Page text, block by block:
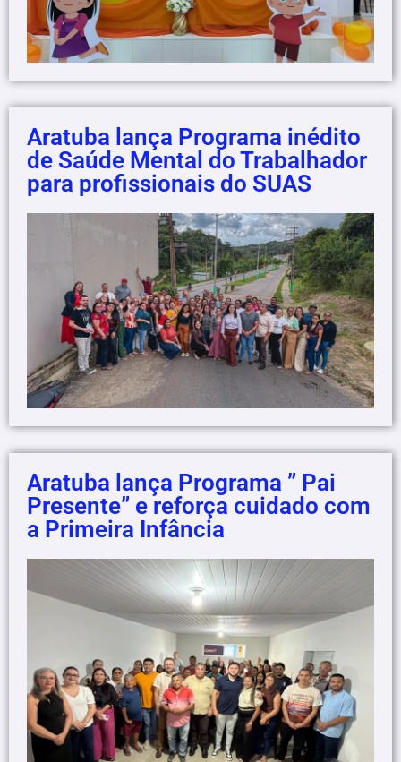
Aratuba lança Programa inédito
de Saúde Mental do Trabalhador
para profissionais do SUAS
Aratuba lança Programa ” Pai
Presente” e reforça cuidado com
a Primeira Infância